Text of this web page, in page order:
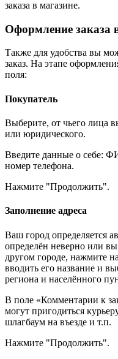
заказа в магазине.
Оформление заказа
Также для удобства вы
заказ. На этапе
поля:
Покупатель
Выберите, от чьего лица
или юридического.
Введите данные о себе:
номер телефона.
Нажмите "Продолжить".
Заполнение адреса
Ваш город определяется
определён неверно или вы
другом городе, нажмите
вводить его название и
региона и населённого
В поле «Комментарии к
могут пригодиться
шлагбаум на въезде и т.п.
Нажмите "Продолжить".